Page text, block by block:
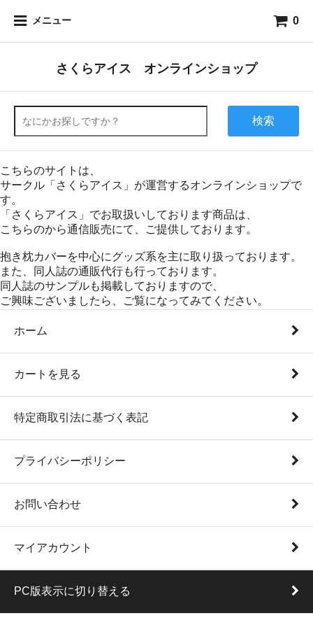
メニュー 0
さくらアイス オンラインショップ
検索
こちらのサイトは、
サークル「さくらアイス」が運営するオンラインショップで
す。
「さくらアイス」でお取扱いしております商品は、
こちらのから通信販売にて、ご提供しております。
抱き枕カバーを中心にグッズ系を主に取り扱っております。
また、同人誌の通販代行も行っております。
同人誌のサンプルも掲載しておりますので、
ご興味ございましたら、ご覧になってみてください。
ホーム
カートを見る
特定商取引法に基づく表記
プライバシーポリシー
お問い合わせ
マイアカウント
PC版表示に切り替える